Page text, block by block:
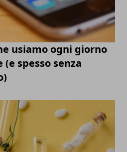
usiamo ogni giorno
spesso senza